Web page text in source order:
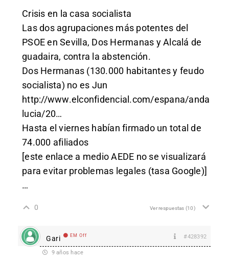
Crisis en la casa socialista
Las dos agrupaciones más potentes del
PSOE en Sevilla, Dos Hermanas y Alcalá de
guadaira, contra la abstención.
Dos Hermanas (130.000 habitantes y feudo
socialista) no es Jun
http://www.elconfidencial.com/espana/anda
lucia/20…
Hasta el viernes habían firmado un total de
74.000 afiliados
[este enlace a medio AEDE no se visualizará
para evitar problemas legales (tasa Google)]
…
0 Ver respuestas (10)
Gari EM Off #428392
9 años hace